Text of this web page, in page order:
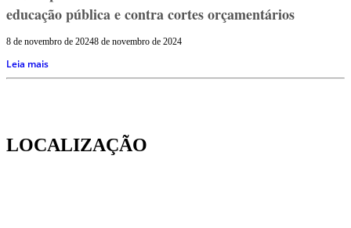
educação pública e contra cortes orçamentários
8 de novembro de 20248 de novembro de 2024
Leia mais
LOCALIZAÇÃO